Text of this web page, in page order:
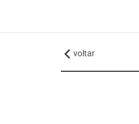
voltar